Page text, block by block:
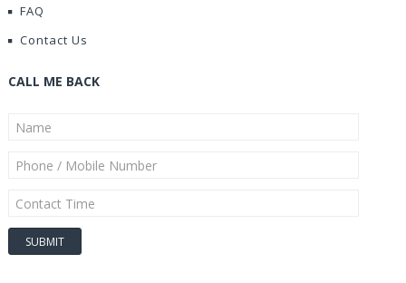
FAQ
Contact Us
CALL ME BACK